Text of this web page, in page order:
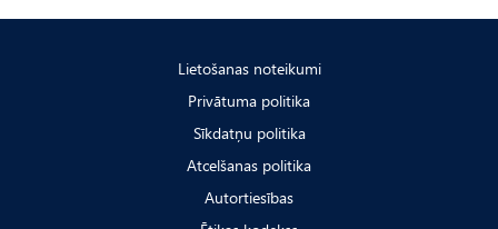
Lietošanas noteikumi
Privātuma politika
Sīkdatņu politika
Atcelšanas politika
Autortiesības